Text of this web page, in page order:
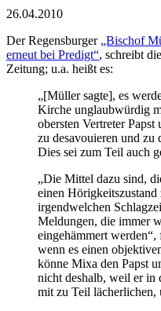
26.04.2010
Der Regensburger „Bischof
erneut bei Predigt“, schreibt
Zeitung; u.a. heißt es:
„[Müller sagte], es
Kirche unglaubwürdig
obersten Vertreter
zu desavouieren und zu
Dies sei zum Teil auch
„Die Mittel dazu sind,
einen Hörigkeitszustand
irgendwelchen
Meldungen, die immer
eingehämmert
wenn es einen
könne Mixa den Papst
nicht deshalb, weil er in
mit zu Teil lächerlichen,